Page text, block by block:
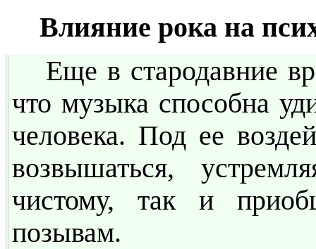
Влияние рока на
Еще в стародавние
что музыка способна
человека. Под ее
возвышаться,
чистому, так и
позывам.